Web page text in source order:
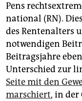
Pens
national (RN).
des Rentenalters
notwendigen
Beitragsjahre
Unterschied zur
Seite mit den
marschiert, in